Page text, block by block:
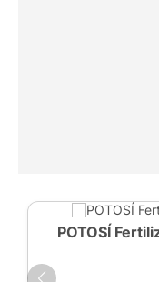
POTOSÍ